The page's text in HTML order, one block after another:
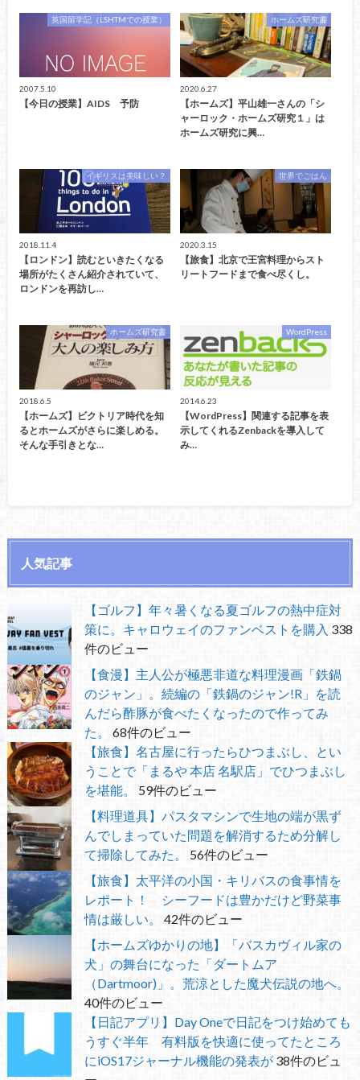
英国留学記（LSHTMでの授業）
2007.5.10
【今日の授業】AIDS 予防
ホームズ研究書
2020.6.27
【ホームズ】平山雄一さんの「シ
ャーロック・ホームズ研究１」は
ホームズ研究に興…
イギリスは美味しい？
2018.11.4
【ロンドン】読むといきたくなる
場所がたくさん紹介されていて、
ロンドンを再訪し…
世界でごはん
2020.3.15
【旅食】北京で王宮料理からスト
リートフードまで食べ尽くし。
ホームズ研究書
2018.6.5
【ホームズ】ビクトリア時代を知
るとホームズがさらに楽しめる。
そんな手引きとな…
WordPress
2014.6.23
【WordPress】関連する記事を表
示してくれるZenbackを導入して
み…
人気記事
【ゴルフ】年々暑くなる夏ゴルフの熱中症対
策に。キャロウェイのファンベストを購入 338
件のビュー
【食漫】主人公が極悪非道な料理漫画「鉄鍋
のジャン」。続編の「鉄鍋のジャン!R」を読
んだら酢豚が食べたくなったので作ってみ
た。
68件のビュー
【旅食】名古屋に行ったらひつまぶし、とい
うことで「まるや 本店 名駅店」でひつまぶし
を堪能。
59件のビュー
【料理道具】パスタマシンで生地の端が黒ず
んでしまっていた問題を解消するため分解し
て掃除してみた。
56件のビュー
【旅食】太平洋の小国・キリバスの食事情を
レポート！ シーフードは豊かだけど野菜事
情は厳しい。
42件のビュー
【ホームズゆかりの地】「バスカヴィル家の
犬」の舞台になった「ダートムア
（Dartmoor)」。荒涼とした魔犬伝説の地へ。
40件のビュー
【日記アプリ】Day Oneで日記をつけ始めても
うすぐ半年 有料版を快適に使ってたところ
にiOS17ジャーナル機能の発表が 38件のビュ